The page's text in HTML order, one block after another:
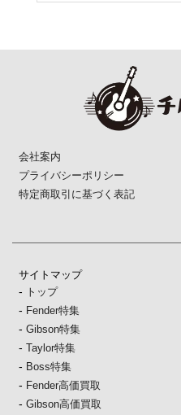
会社案内
プライバシーポリシー
特定商取引に基づく表記
サイトマップ
- トップ
- Fender特集
-Gibson特集
-Taylor特集
- Boss特集
- Fender高価買取
-Gibson高価買取